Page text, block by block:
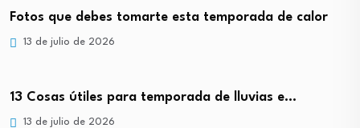
Fotos que debes tomarte esta temporada de calor
13 de julio de 2026
13 Cosas útiles para temporada de lluvias e…
13 de julio de 2026